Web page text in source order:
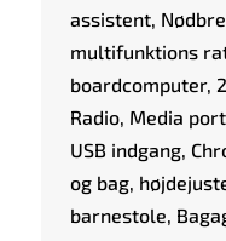
assistent,
multifunktions
boardcomputer,
Radio, Media
USB indgang,
og bag,
barnestole,